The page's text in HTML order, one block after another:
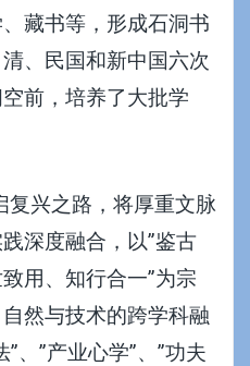
藏书等，形成石洞书
、民国和新中国六次
前，培养了大批学
复兴之路，将厚重文脉
深度融合，以”鉴古
用、知行合一”为宗
然与技术的跨学科融
、”产业心学”、”功夫